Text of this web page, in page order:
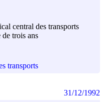
central des transports
trois ans
transports
31/12/1992